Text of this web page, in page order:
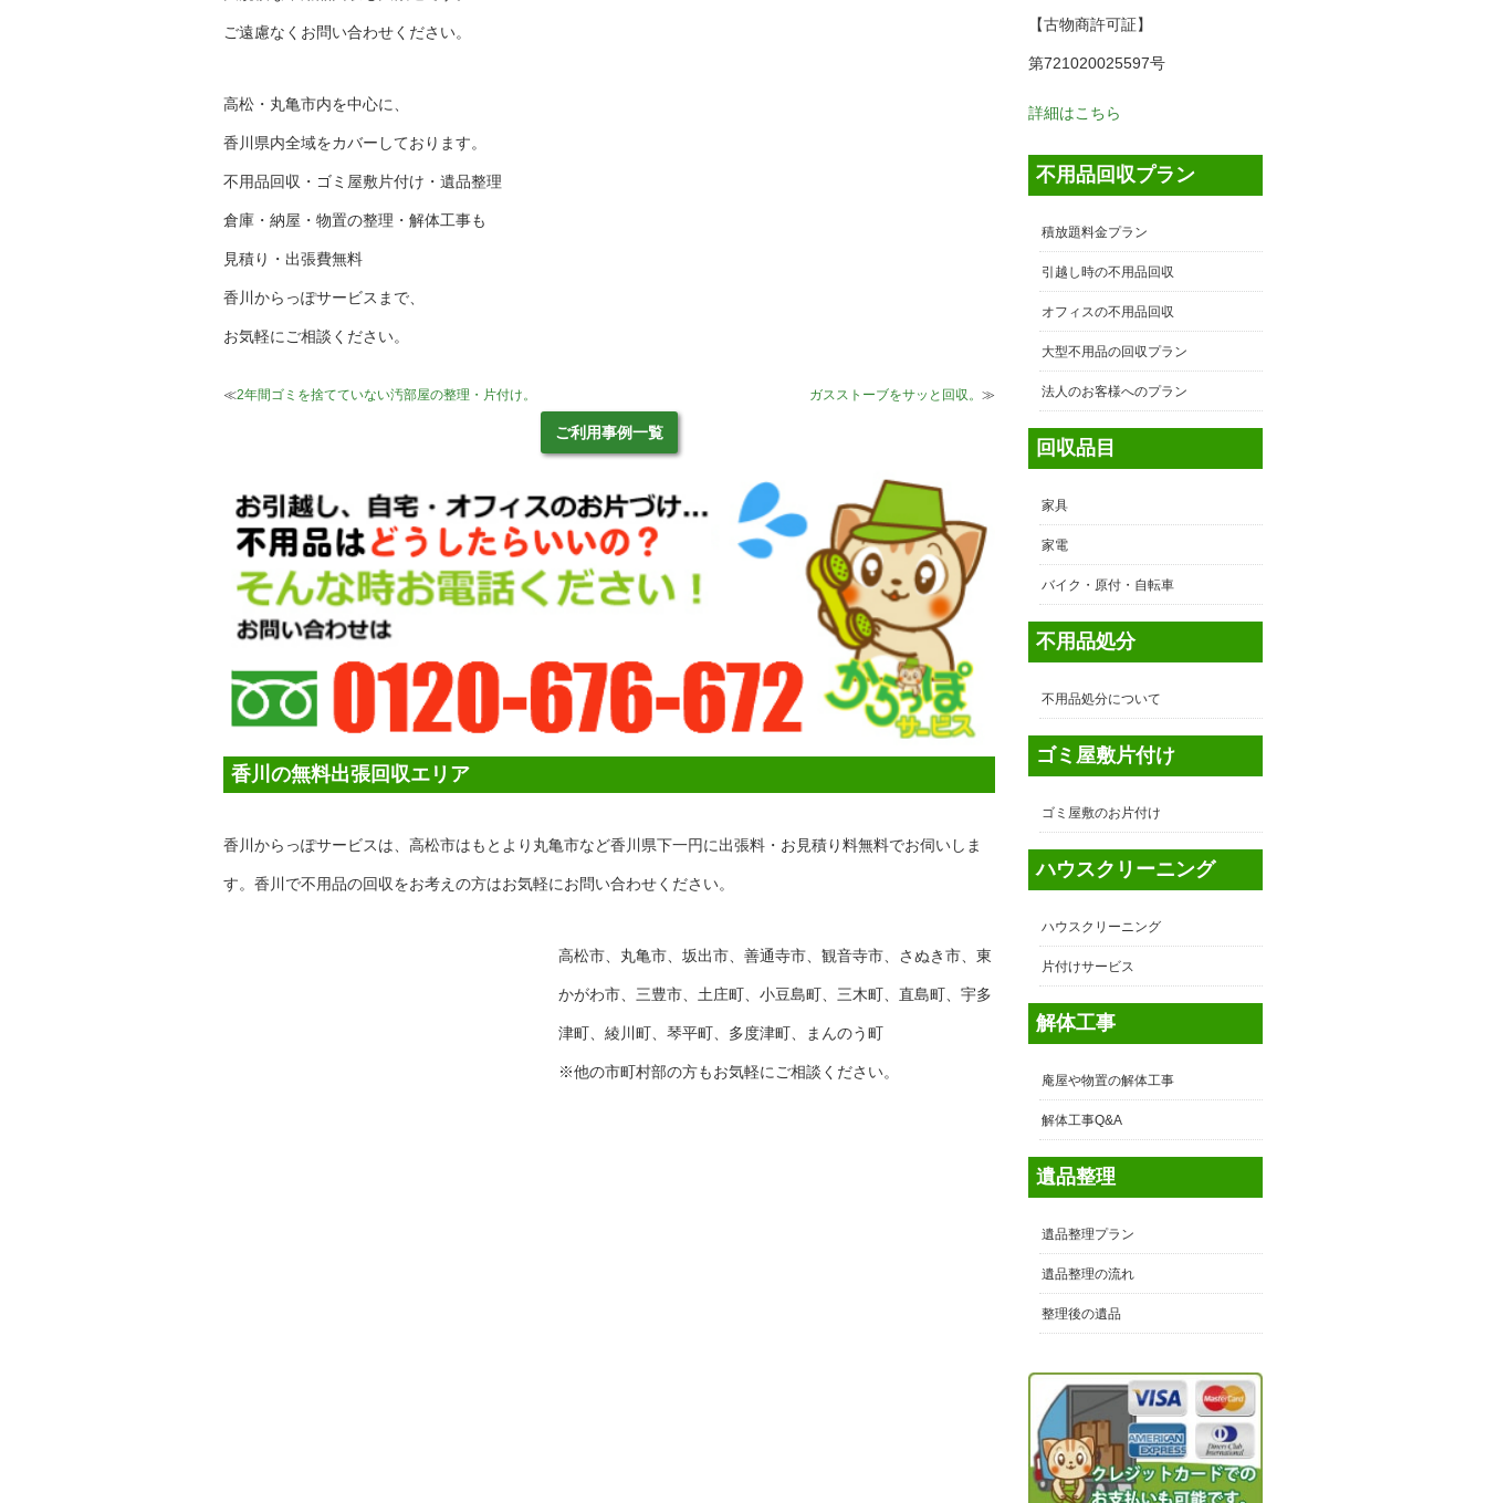
ご遠慮なくお問い合わせください。
高松・丸亀市内を中心に、
香川県内全域をカバーしております。
不用品回収・ゴミ屋敷片付け・遺品整理
倉庫・納屋・物置の整理・解体工事も
見積り・出張費無料
香川からっぽサービスまで、
お気軽にご相談ください。
≪2年間ゴミを捨てていない汚部屋の整理・片付け。 ガスストーブをサッと回収。 ≫
ご利用事例一覧
香川の無料出張回収エリア
香川からっぽサービスは、高松市はもとより丸亀市など香川県下一円に出張料・お見積り料無料でお伺いしま
す。香川で不用品の回収をお考えの方はお気軽にお問い合わせください。
高松市、丸亀市、坂出市、善通寺市、観音寺市、さぬき市、東
かがわ市、三豊市、土庄町、小豆島町、三木町、直島町、宇多
津町、綾川町、琴平町、多度津町、まんのう町
※他の市町村部の方もお気軽にご相談ください。
【古物商許可証】
第721020025597号
詳細はこちら
不用品回収プラン
積放題料金プラン
引越し時の不用品回収
オフィスの不用品回収
大型不用品の回収プラン
法人のお客様へのプラン
回収品目
家具
家電
バイク・原付・自転車
不用品処分
不用品処分について
ゴミ屋敷片付け
ゴミ屋敷のお片付け
ハウスクリーニング
ハウスクリーニング
片付けサービス
解体工事
庵屋や物置の解体工事
解体工事Q&A
遺品整理
遺品整理プラン
遺品整理の流れ
整理後の遺品